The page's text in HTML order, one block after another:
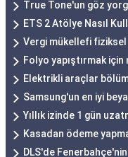
True Tone'un göz
ETS 2 Atölye Nasıl
Vergi mükellefi fiziksel
Folyo yapıştırmak için
Elektrikli araçlar
Samsung'un en iyi
Yıllık izinde 1 gün
Kasadan ödeme
DLS'de